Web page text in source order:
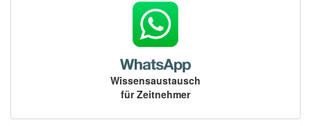
Wissensaustausch
für Zeitnehmer